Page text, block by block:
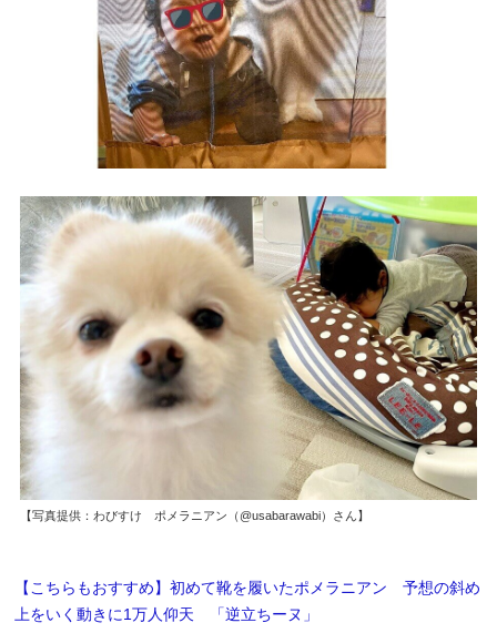
【写真提供：わびすけ‎ ポメラニアン（@usabarawabi）さん】
【こちらもおすすめ】初めて靴を履いたポメラニアン 予想の斜め
上をいく動きに1万人仰天 「逆立ちーヌ」